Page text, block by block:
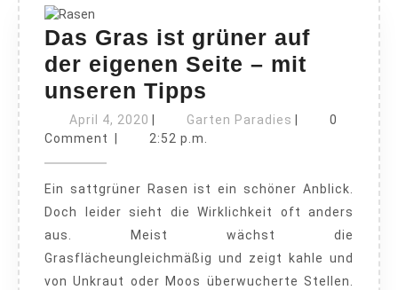
Das Gras ist grüner auf
der eigenen Seite – mit
unseren Tipps
Gras
auf
der
eigenen
Seite
April 4, 2020 April
4,
Garten Paradies Garten
0
Comment
2:52 p.m.
Ein sattgrüner Rasen ist ein schöner Anblick.
Doch leider sieht die Wirklichkeit oft anders
aus. Meist wächst die
Grasflächeungleichmäßig und zeigt kahle und
von Unkraut oder Moos überwucherte Stellen.